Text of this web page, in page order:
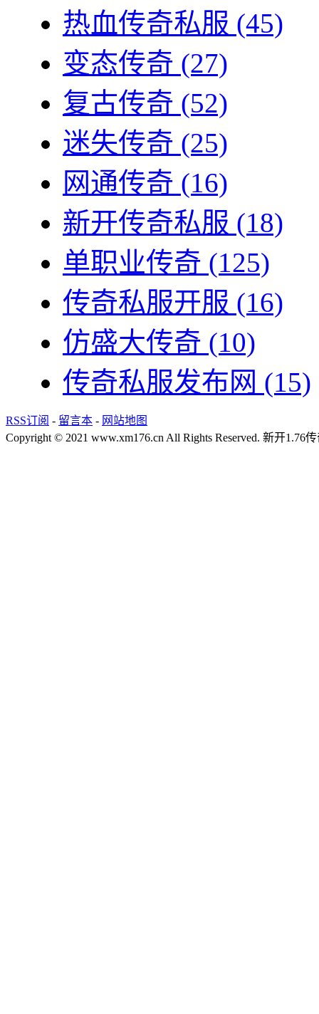
热血传奇私服 (45)
变态传奇 (27)
复古传奇 (52)
迷失传奇 (25)
网通传奇 (16)
新开传奇私服 (18)
单职业传奇 (125)
传奇私服开服 (16)
仿盛大传奇 (10)
传奇私服发布网 (15)
RSS订阅 - 留言本 - 网站地图
Copyright © 2021 www.xm176.cn All Rights Reserved. 新开1.76